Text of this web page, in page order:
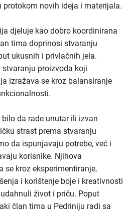
protokom novih ideja i materijala.
djeluje kao dobro koordinirana
tima doprinosi stvaranju
ukusnih i privlačnih jela.
proizvoda koji
izražava se kroz balansiranje
da rade unutar ili izvan
strast prema stvaranju
da ispunjavaju potrebe, već i
korisnike. Njihova
se kroz eksperimentiranje,
i korištenje boje i kreativnosti
život i priču. Poput
član tima u Pedriniju radi sa